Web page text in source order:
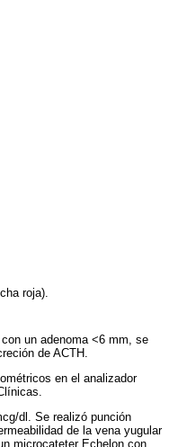
roja).
un adenoma <6 mm, se
de ACTH.
en el analizador
dl. Se realizó punción
de la vena yugular
microcateter Echelon con